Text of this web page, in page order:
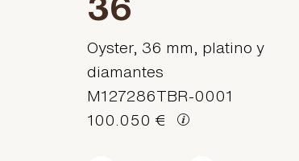
36
Oyster, 36 mm, platino y
diamantes
M127286TBR-0001
100.050 €